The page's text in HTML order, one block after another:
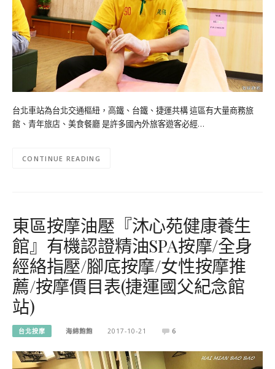
台北車站為台北交通樞紐，高鐵、台鐵、捷運共構 這區有大量商務旅
館、青年旅店、美食餐廳 是許多國內外旅客遊客必經…
CONTINUE READING
東區按摩油壓『沐心苑健康養生
館』有機認證精油SPA按摩/全身
經絡指壓/腳底按摩/女性按摩推
薦/按摩價目表(捷運國父紀念館
站)
台北按摩 海綿飽飽 2017-10-21 6